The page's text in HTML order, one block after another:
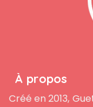
À propos
Créé en 2013,